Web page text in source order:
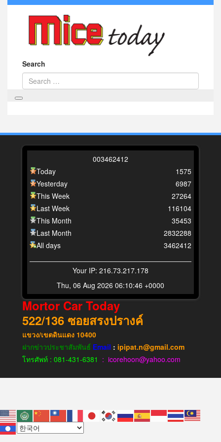
Search
003462412
Today
Yesterday
This Week
Last Week
This Month
Last Month
All days
1575
6987
27264
116104
35453
2832288
3462412
Your IP: 216.73.217.178
Thu, 06 Aug 2026 06:10:46 +0000
Mortor Car Today
522/136 ซอยสรงปรางค์
แขวง​/เขต​ดินแดง​ 10400
ฝากข่าวประชาสัมพันธ์ Email : ipipat.n@gmail.com
โทรศัพท์ : 081-431-6381 : icorehoon@yahoo.com